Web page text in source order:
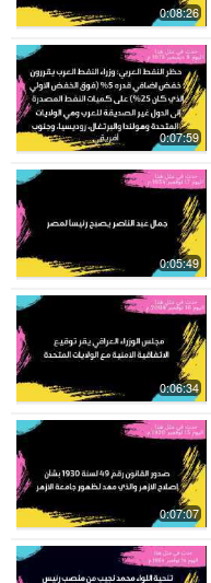
0:08:26
0:07:59
0:05:49
0:06:34
0:07:07